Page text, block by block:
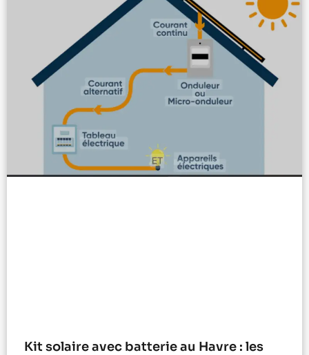
Kit solaire avec batterie au Havre : les